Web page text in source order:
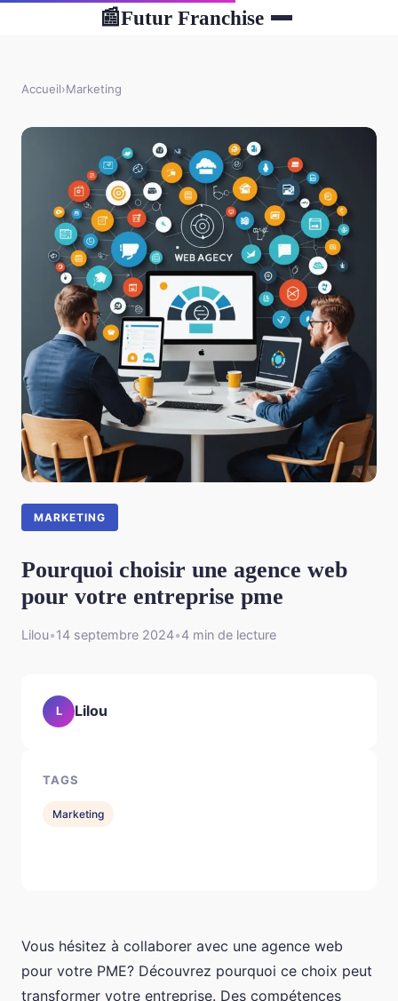
📰Futur Franchise
Accueil›Marketing
MARKETING
Pourquoi choisir une agence web
pour votre entreprise pme
Lilou•14 septembre 2024•4 min de lecture
Vous hésitez à collaborer avec une agence web
pour votre PME? Découvrez pourquoi ce choix peut
transformer votre entreprise. Des compétences
L Lilou
TAGS
Marketing